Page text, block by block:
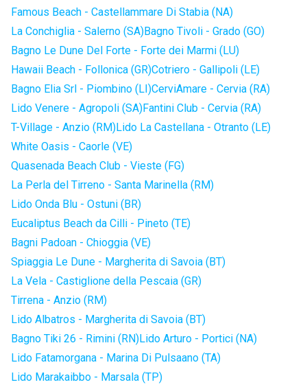
Famous Beach - Castellammare Di Stabia (NA)
La Conchiglia - Salerno (SA)Bagno Tivoli - Grado (GO)
Bagno Le Dune Del Forte - Forte dei Marmi (LU)
Hawaii Beach - Follonica (GR)Cotriero - Gallipoli (LE)
Bagno Elia Srl - Piombino (LI)CerviAmare - Cervia (RA)
Lido Venere - Agropoli (SA)Fantini Club - Cervia (RA)
T-Village - Anzio (RM)Lido La Castellana - Otranto (LE)
White Oasis - Caorle (VE)
Quasenada Beach Club - Vieste (FG)
La Perla del Tirreno - Santa Marinella (RM)
Lido Onda Blu - Ostuni (BR)
Eucaliptus Beach da Cilli - Pineto (TE)
Bagni Padoan - Chioggia (VE)
Spiaggia Le Dune - Margherita di Savoia (BT)
La Vela - Castiglione della Pescaia (GR)
Tirrena - Anzio (RM)
Lido Albatros - Margherita di Savoia (BT)
Bagno Tiki 26 - Rimini (RN)Lido Arturo - Portici (NA)
Lido Fatamorgana - Marina Di Pulsaano (TA)
Lido Marakaibbo - Marsala (TP)